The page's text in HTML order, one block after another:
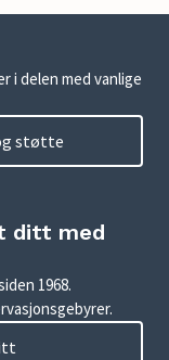
i delen med vanlige
støtte
ditt med
1968.